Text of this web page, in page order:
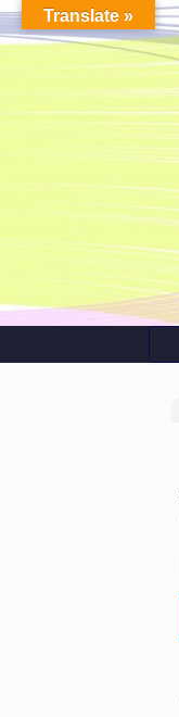
Translate »